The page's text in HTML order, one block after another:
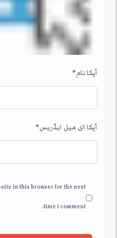
آپکا نام*
آپکا ای میل ایڈریس*
in this browser for the next
time I comment.